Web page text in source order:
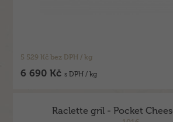
5 529 Kč bez DPH / kg
6 690 Kčs DPH / kg
Raclette gril - Pocket